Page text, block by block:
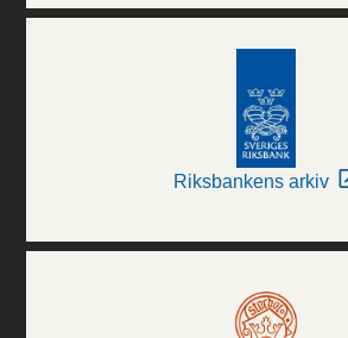
Riksbankens arkiv